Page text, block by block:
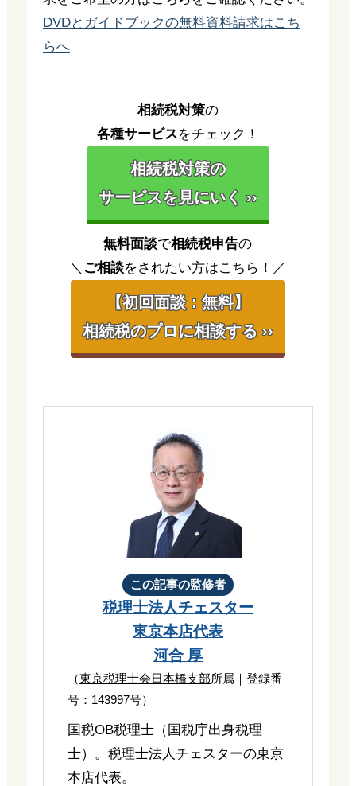
DVDとガイドブックの無料資料請求はこち
らへ
相続税対策の
各種サービスをチェック！
相続税対策の
サービスを見にいく ››
無料面談で相続税申告の
＼ ご相談をされたい方はこちら！／
【初回面談：無料】
相続税のプロに相談する ››
この記事の監修者
税理士法人チェスター
東京本店代表
河合 厚
（東京税理士会日本橋支部所属｜登録番
号：143997号）
国税OB税理士（国税庁出身税理
士）。税理士法人チェスターの東京
本店代表。